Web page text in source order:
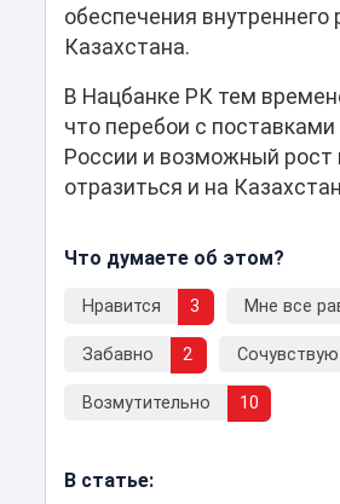
обеспечения внутреннего
Казахстана.
В Нацбанке РК тем
что перебои с поставками
России и возможный рост
отразиться и на
Что думаете об этом?
Нравится 3 Мне все
Забавно 2 Сочувствую
Возмутительно 10
В статье: